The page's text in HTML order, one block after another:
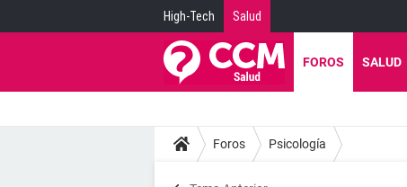
High-Tech Salud
FOROS SALUD
Foros Psicología